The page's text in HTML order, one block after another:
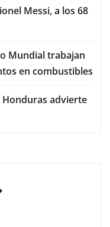
Messi, a los 68
Mundial trabajan
en combustibles
Honduras advierte